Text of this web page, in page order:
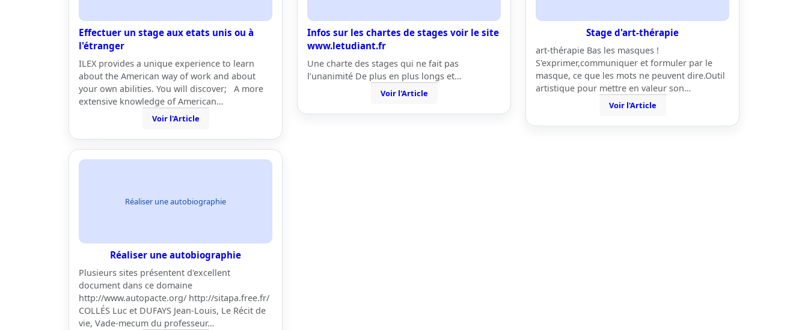
Effectuer un stage aux etats unis ou à
l'étranger
ILEX provides a unique experience to learn
about the American way of work and about
your own abilities. You will discover; A more
extensive knowledge of American…
Voir l'Article
Infos sur les chartes de stages voir le site
www.letudiant.fr
Une charte des stages qui ne fait pas
l’unanimité De plus en plus longs et…
Voir l'Article
Stage d'art-thérapie
art-thérapie Bas les masques !
S'exprimer,communiquer et formuler par le
masque, ce que les mots ne peuvent dire.Outil
artistique pour mettre en valeur son…
Voir l'Article
Réaliser une autobiographie
Réaliser une autobiographie
Plusieurs sites présentent d'excellent
document dans ce domaine
http://www.autopacte.org/ http://sitapa.free.fr/
COLLÉS Luc et DUFAYS Jean-Louis, Le Récit de
vie, Vade-mecum du professeur…